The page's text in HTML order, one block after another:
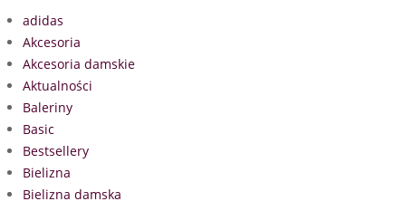
adidas
Akcesoria
Akcesoria damskie
Aktualności
Baleriny
Basic
Bestsellery
Bielizna
Bielizna damska